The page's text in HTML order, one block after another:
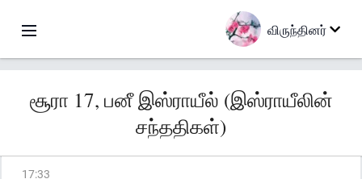
விருந்தினர்
சூரா 17, பனீ இஸ்ராயீல் (இஸ்ராயீலின்
சந்ததிகள்)
17:33